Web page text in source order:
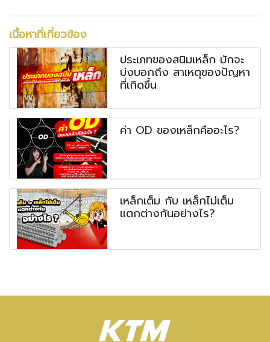
เนื้อหาที่เกี่ยวข้อง
ประเภทของสนิมเหล็ก มักจะ
บ่งบอกถึง สาเหตุของปัญหา
ที่เกิดขึ้น
ค่า OD ของเหล็กคืออะไร?
เหล็กเต็ม กับ เหล็กไม่เต็ม
แตกต่างกันอย่างไร?